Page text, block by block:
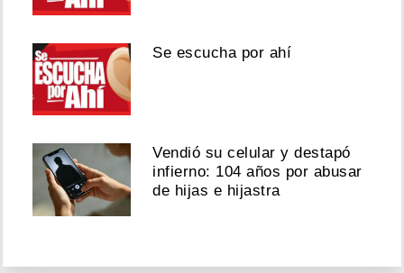
Se escucha por ahí
Vendió su celular y destapó
infierno: 104 años por abusar
de hijas e hijastra